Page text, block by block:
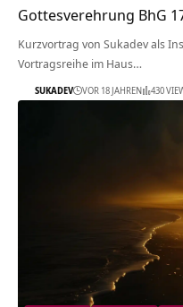
Gottesverehrung BhG
Kurzvortrag von Sukadev als
Vortragsreihe im Haus…
SUKADEV VOR 18 JAHREN 430